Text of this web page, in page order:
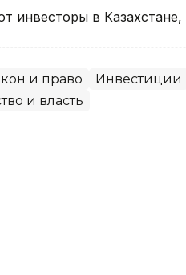
инвесторы в
и право Инвестиции
и власть